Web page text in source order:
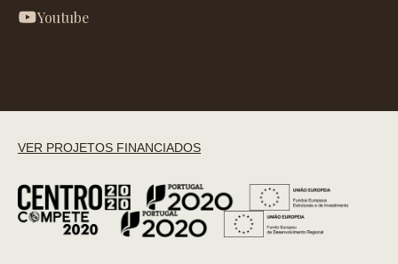
Youtube
VER PROJETOS FINANCIADOS